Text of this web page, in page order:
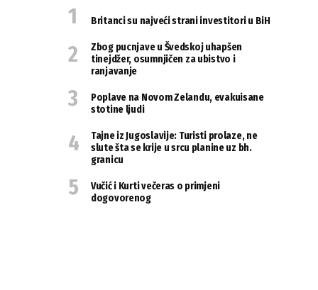
Britanci su najveći strani investitori u BiH
Zbog pucnjave u Švedskoj uhapšen
tinejdžer, osumnjičen za ubistvo i
ranjavanje
Poplave na Novom Zelandu, evakuisane
stotine ljudi
Tajne iz Jugoslavije: Turisti prolaze, ne
slute šta se krije u srcu planine uz bh.
granicu
Vučić i Kurti večeras o primjeni
dogovorenog